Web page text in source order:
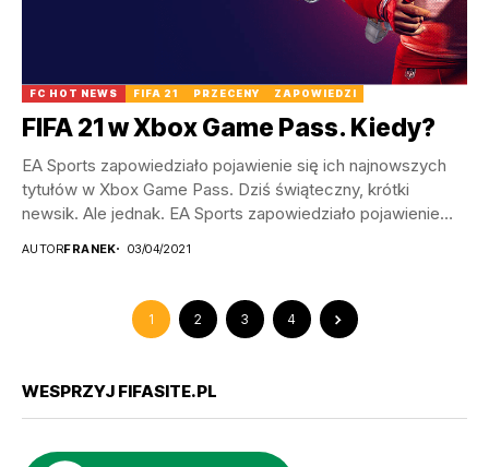
FC HOT NEWS FIFA 21 PRZECENY ZAPOWIEDZI
FIFA 21 w Xbox Game Pass. Kiedy?
EA Sports zapowiedziało pojawienie się ich najnowszych
tytułów w Xbox Game Pass. Dziś świąteczny, krótki
newsik. Ale jednak. EA Sports zapowiedziało pojawienie
AUTORFRANEK 03/04/2021
1 2 3 4
WESPRZYJ FIFASITE.PL